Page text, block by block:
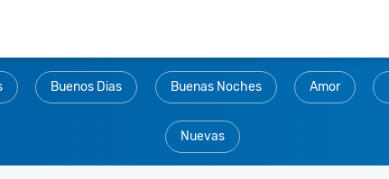
Buenos Dias Buenas Noches Amor
Nuevas